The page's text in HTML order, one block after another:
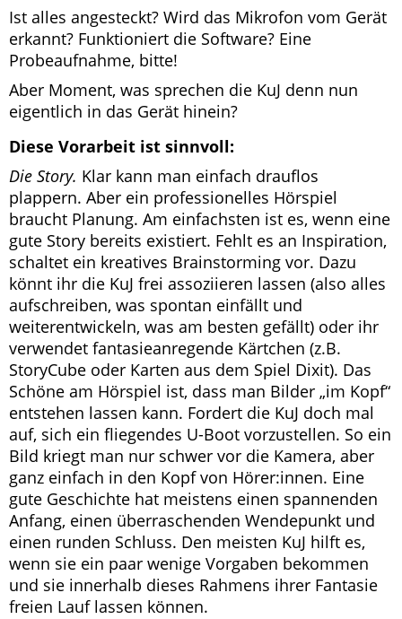
Ist alles angesteckt? Wird das Mikrofon vom Gerät
erkannt? Funktioniert die Software? Eine
Probeaufnahme, bitte!
Aber Moment, was sprechen die KuJ denn nun
eigentlich in das Gerät hinein?
Diese Vorarbeit ist sinnvoll:
Die Story. Klar kann man einfach drauflos
plappern. Aber ein professionelles Hörspiel
braucht Planung. Am einfachsten ist es, wenn eine
gute Story bereits existiert. Fehlt es an Inspiration,
schaltet ein kreatives Brainstorming vor. Dazu
könnt ihr die KuJ frei assoziieren lassen (also alles
aufschreiben, was spontan einfällt und
weiterentwickeln, was am besten gefällt) oder ihr
verwendet fantasieanregende Kärtchen (z.B.
StoryCube oder Karten aus dem Spiel Dixit). Das
Schöne am Hörspiel ist, dass man Bilder „im Kopf“
entstehen lassen kann. Fordert die KuJ doch mal
auf, sich ein fliegendes U-Boot vorzustellen. So ein
Bild kriegt man nur schwer vor die Kamera, aber
ganz einfach in den Kopf von Hörer:innen. Eine
gute Geschichte hat meistens einen spannenden
Anfang, einen überraschenden Wendepunkt und
einen runden Schluss. Den meisten KuJ hilft es,
wenn sie ein paar wenige Vorgaben bekommen
und sie innerhalb dieses Rahmens ihrer Fantasie
freien Lauf lassen können.